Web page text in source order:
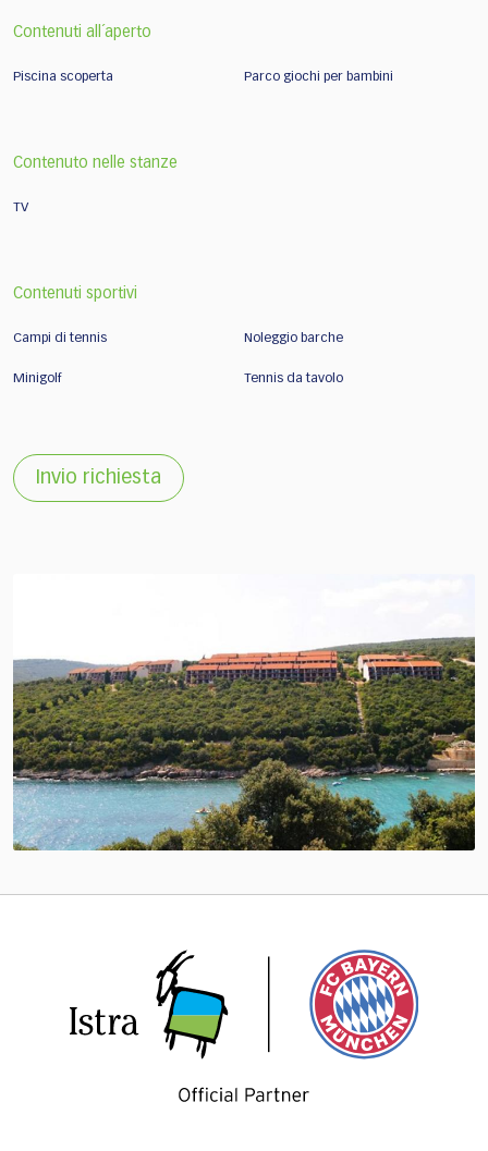
Contenuti all´aperto
Piscina scoperta Parco giochi per bambini
Contenuto nelle stanze
TV
Contenuti sportivi
Campi di tennis Noleggio barche
Minigolf Tennis da tavolo
Invio richiesta